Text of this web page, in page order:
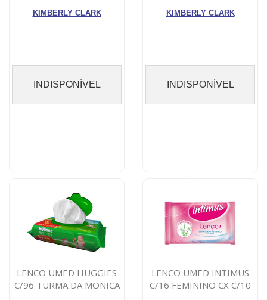
KIMBERLY CLARK
INDISPONÍVEL
KIMBERLY CLARK
INDISPONÍVEL
LENCO UMED HUGGIES
C/96 TURMA DA MONICA
LENCO UMED INTIMUS
C/16 FEMININO CX C/10